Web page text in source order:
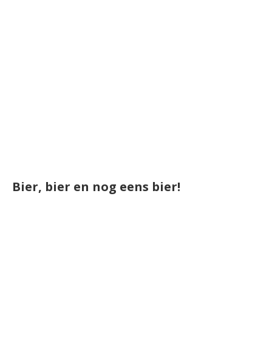
Bier, bier en nog eens bier!